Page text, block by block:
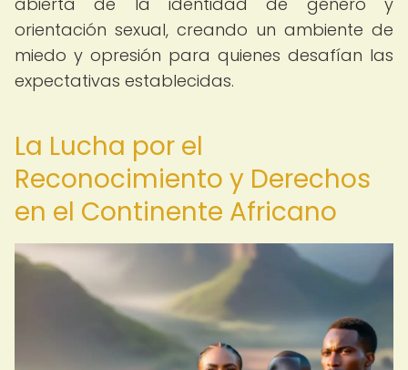
orientación sexual, creando un ambiente de
miedo y opresión para quienes desafían las
expectativas establecidas.
La Lucha por el
Reconocimiento y Derechos
en el Continente Africano